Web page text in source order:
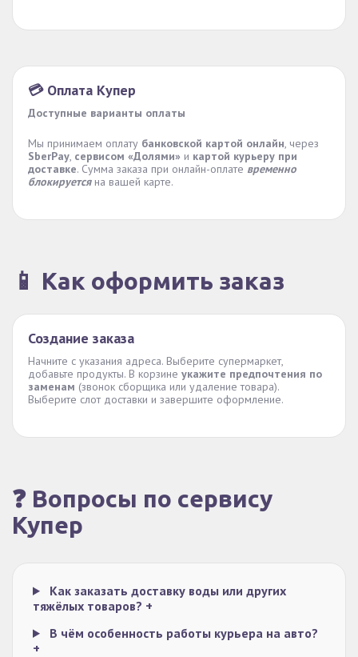
💳 Оплата Купер
Доступные варианты оплаты
Мы принимаем оплату банковской картой онлайн, через
SberPay, сервисом «Долями» и картой курьеру при
доставке. Сумма заказа при онлайн-оплате временно
блокируетсяна вашей карте.
📱 Как оформить заказ
Создание заказа
Начните с указания адреса. Выберите супермаркет,
добавьте продукты. В корзине укажите предпочтения по
заменам (звонок сборщика или удаление товара).
Выберите слот доставки и завершите оформление.
❓ Вопросы по сервису
Купер
Как заказать доставку воды или других
тяжёлых товаров? +
В чём особенность работы курьера на авто?
+